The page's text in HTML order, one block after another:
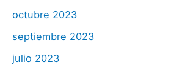
octubre 2023
septiembre 2023
julio 2023